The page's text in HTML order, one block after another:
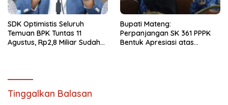
SDK Optimistis Seluruh
Temuan BPK Tuntas 11
Agustus, Rp2,8 Miliar Sudah
Bupati Mateng:
Perpanjangan SK 361 PPPK
Bentuk Apresiasi atas
Tinggalkan Balasan